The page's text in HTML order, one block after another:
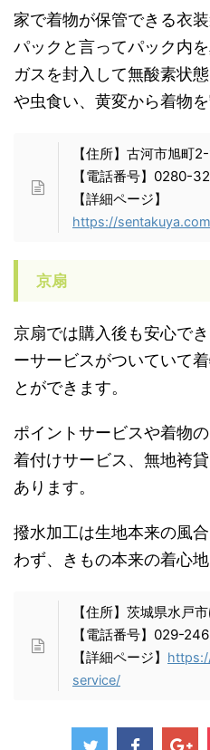
家で着物が保管できる衣
パックと言ってパック内
ガスを封入して無酸素状
や虫食い、黄変から着物を
【住所】古河市旭町
【電話番号】0280-
【詳細ページ】
https://
京扇
京扇では購入後も安心で
ーサービスがついていて
とができます。
ポイントサービスや着物
着付けサービス、無地袴
あります。
撥水加工は生地本来の風
わず、きもの本来の着心
【住所】茨城県水戸
【電話番号】029-
【詳細ページ】
service/